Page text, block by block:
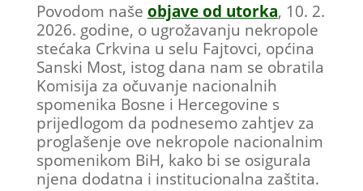
Povodom naše objave od utorka, 10. 2.
2026. godine, o ugrožavanju nekropole
stećaka Crkvina u selu Fajtovci, općina
Sanski Most, istog dana nam se obratila
Komisija za očuvanje nacionalnih
spomenika Bosne i Hercegovine s
prijedlogom da podnesemo zahtjev za
proglašenje ove nekropole nacionalnim
spomenikom BiH, kako bi se osigurala
njena dodatna i institucionalna zaštita.